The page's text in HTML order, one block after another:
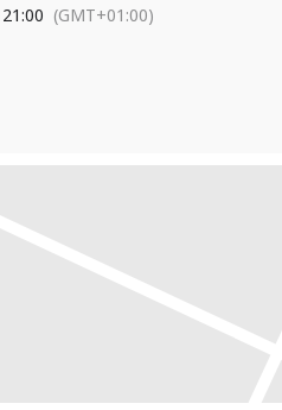
21:00 (GMT+01:00)